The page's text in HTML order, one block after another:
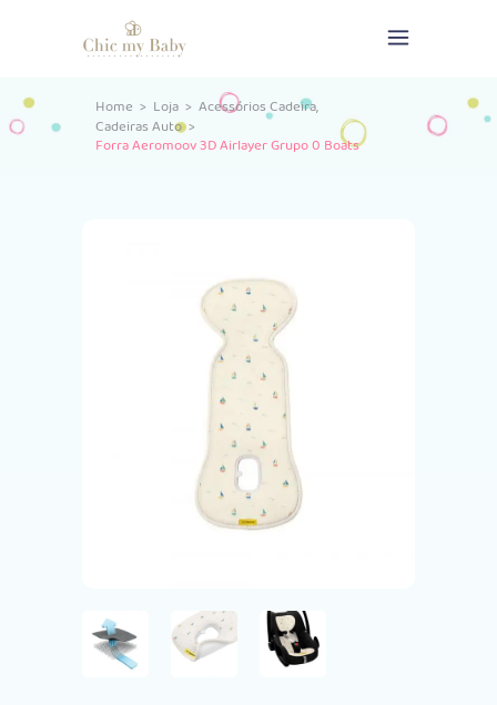
Home > Loja > Acessórios Cadeira,
Cadeiras Auto>
Forra Aeromoov 3D Airlayer Grupo 0 Boats